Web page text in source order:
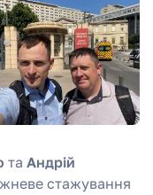
та Андрій
стажування